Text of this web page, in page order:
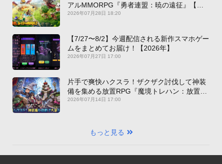
アルMMORPG『勇者連盟：暁の遠征』【最
新作PICKUP】
2026年07月28日 18:20
【7/27〜8/2】今週配信される新作スマホゲー
ムをまとめてお届け！【2026年】
2026年07月27日 17:00
片手で爽快ハクスラ！ザクザク討伐して神装
備を集める放置RPG『魔境トレハン：放置で
神装備』【最新作PICKUP】
2026年07月14日 17:00
もっと見る